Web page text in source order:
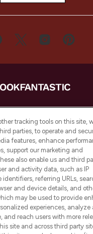
ist Europas
mit den besten
aus Haut- und
Make-Up von über 200
Marken. Shoppe online
die App mit kostenloser
einem Einkaufswert von
Cookie-Einwilligung
Sell or Share My Personal
Information
tracking tools on this site,
parties, to operate and
features, enhance
support our marketing and
also enable us and third
and activity data, such as IP
identifiers, referring URLs,
and device details, and
may be used to provide
experiences, analyze
and reach users with more
site and across third party